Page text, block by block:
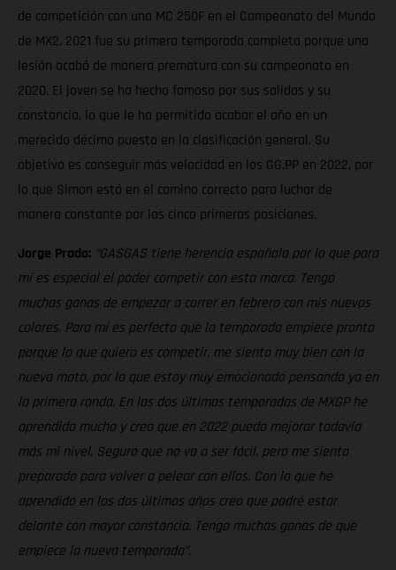
de competición con una MC 250F en el Campeonato del Mundo
de MX2. 2021 fue su primera temporada completa porque una
lesión acabó de manera prematura con su campeonato en
2020. El joven se ha hecho famoso por sus salidas y su
constancia, lo que le ha permitido acabar el año en un
merecido décimo puesto en la clasificación general. Su
objetivo es conseguir más velocidad en los GG.PP en 2022, por
lo que Simon está en el camino correcto para luchar de
manera constante por las cinco primeras posiciones.
Jorge Prado: “GASGAS tiene herencia española por lo que para
mí es especial el poder competir con esta marca. Tengo
muchas ganas de empezar a correr en febrero con mis nuevos
colores. Para mí es perfecto que la temporada empiece pronto
porque lo que quiero es competir, me siento muy bien con la
nueva moto, por lo que estoy muy emocionado pensando ya en
la primera ronda. En las dos últimas temporadas de MXGP he
aprendido mucho y creo que en 2022 puedo mejorar todavía
más mi nivel. Seguro que no va a ser fácil, pero me siento
preparado para volver a pelear con ellos. Con lo que he
aprendido en los dos últimos años creo que podré estar
delante con mayor constancia. Tengo muchas ganas de que
empiece la nueva temporada”.